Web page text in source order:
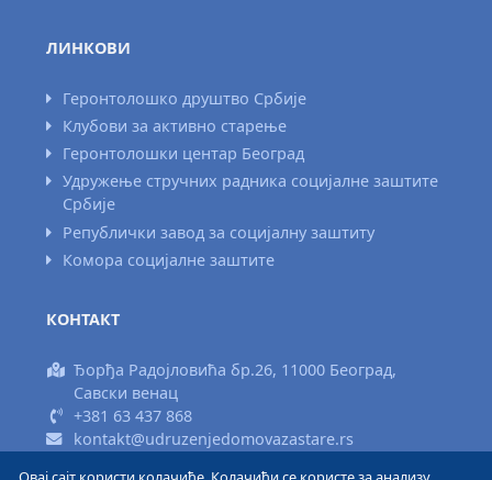
ЛИНКОВИ
Геронтолошко друштво Србије
Клубови за активно старење
Геронтолошки центар Београд
Удружење стручних радника социјалне заштите
Србије
Републички завод за социјалну заштиту
Комора социјалне заштите
КОНТАКТ
Ђорђа Радојловића бр.26, 11000 Београд,
Савски венац
+381 63 437 868
kontakt@udruzenjedomovazastare.rs